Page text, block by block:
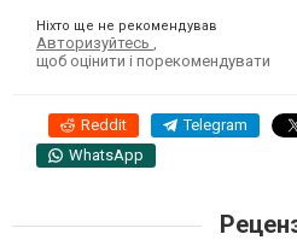
Ніхто ще не рекомендував
Авторизуйтесь
щоб оцінити і порекомендувати
Reddit Telegram
WhatsApp